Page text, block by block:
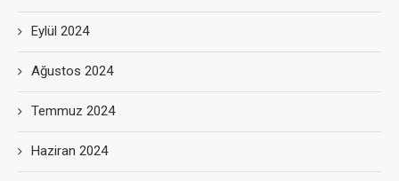
Eylül 2024
Ağustos 2024
Temmuz 2024
Haziran 2024